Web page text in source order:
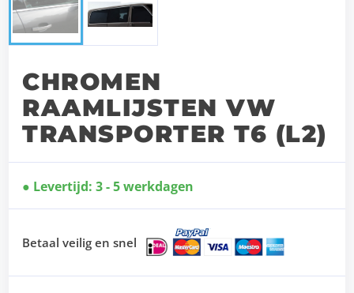
CHROMEN
RAAMLIJSTEN VW
TRANSPORTER T6 (L2)
Levertijd: 3 - 5 werkdagen
Betaal veilig en snel